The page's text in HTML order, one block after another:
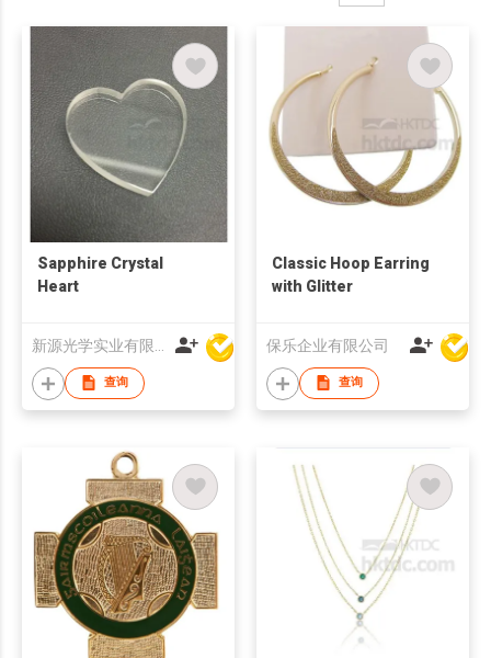
Sapphire Crystal
Heart
查询
Classic Hoop Earring
with Glitter
保乐企业有限公司
查询